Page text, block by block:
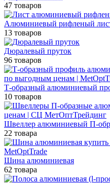
47 товаров
Алюминиевый рифленый
13 товаров
Дюралевый пруток
96 товаров
Т-образный алюминиевый
10 товаров
Швеллер алюминиевый П-
22 товара
Шина алюминиевая
62 товара